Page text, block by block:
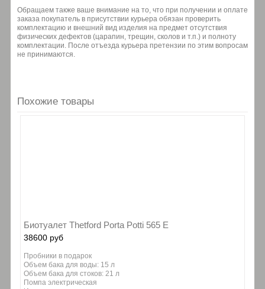
Обращаем также ваше внимание на то, что при получении и оплате
заказа покупатель в присутствии курьера обязан проверить
комплектацию и внешний вид изделия на предмет отсутствия
физических дефектов (царапин, трещин, сколов и т.п.) и полноту
комплектации. После отъезда курьера претензии по этим вопросам
не принимаются.
Похожие товары
Биотуалет Thetford Porta Potti 565 E
38600 руб
Пробники в подарок
Объем бака для воды: 15 л
Объем бака для стоков: 21 л
Помпа электрическая